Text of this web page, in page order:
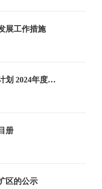
展工作措施
度重
册
区的公示